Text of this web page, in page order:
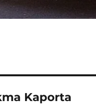
Kaporta